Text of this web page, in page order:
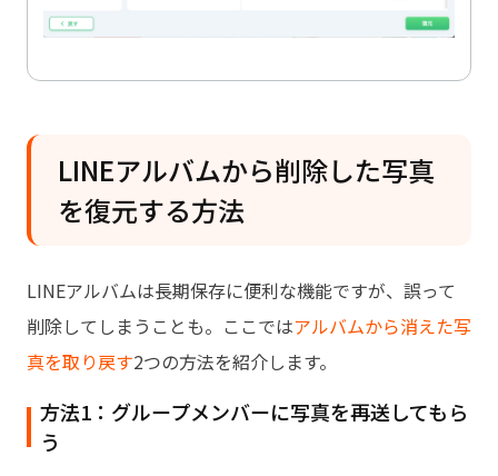
LINEアルバムから削除した写真
を復元する方法
LINEアルバムは長期保存に便利な機能ですが、誤って
削除してしまうことも。ここではアルバムから消えた写
真を取り戻す2つの方法を紹介します。
方法1：グループメンバーに写真を再送してもら
う